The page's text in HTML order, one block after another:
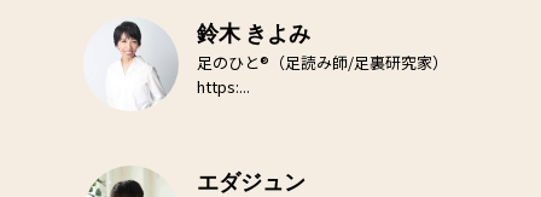
鈴木 きよみ
足のひと®（足読み師/足裏研究家）
https:...
エダジュン